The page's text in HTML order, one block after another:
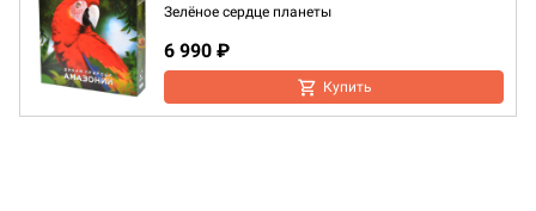
Зелёное сердце планеты
6 990 ₽
Купить